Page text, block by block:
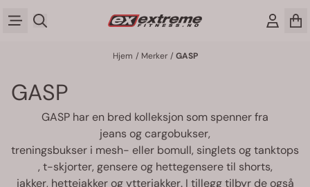
Hopp til innhold
Hjem / Merker / GASP
GASP
GASP har en bred kolleksjon som spenner fra
jeans og cargobukser,
treningsbukser i mesh- eller bomull, singlets og tanktops
, t-skjorter, gensere og hettegenseretil shorts,
jakker, hettejakker og ytterjakker. I tillegg tilbyr de også